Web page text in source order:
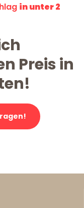
in unter 2
Preis in